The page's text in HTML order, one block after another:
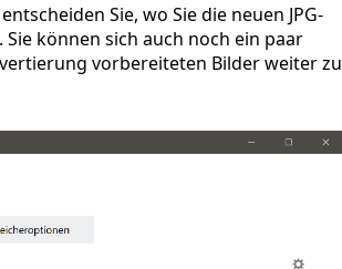
Sie, wo Sie die neuen JPG-
können sich auch noch ein paar
vorbereiteten Bilder weiter zu